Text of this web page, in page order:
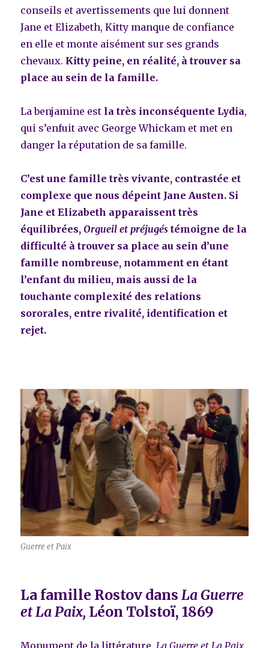
conseils et avertissements que lui donnent
Jane et Elizabeth, Kitty manque de confiance
en elle et monte aisément sur ses grands
chevaux. Kitty peine, en réalité, à trouver sa
place au sein de la famille.
La benjamine est la très inconséquente Lydia,
qui s’enfuit avec George Whickam et met en
danger la réputation de sa famille.
C’est une famille très vivante, contrastée et
complexe que nous dépeint Jane Austen. Si
Jane et Elizabeth apparaissent très
équilibrées,Orgueil et préjugés témoigne de la
difficulté à trouver sa place au sein d’une
famille nombreuse, notamment en étant
l’enfant du milieu, mais aussi de la
touchante complexité des relations
sororales, entre rivalité, identification et
rejet.
Guerre et Paix
La famille Rostov dansLa Guerre
et La Paix, Léon Tolstoï, 1869